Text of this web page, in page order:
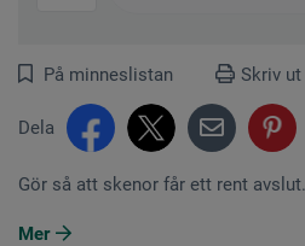
På minneslistan Skriv ut
Dela
Gör så att skenor får ett rent avslut.
Mer